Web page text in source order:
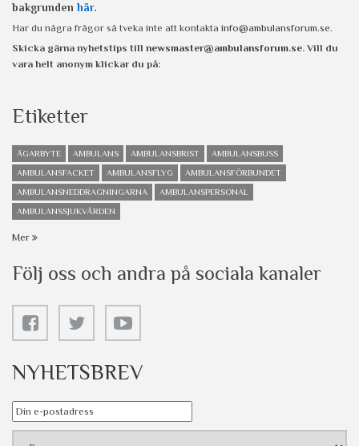
bakgrunden här.
Har du några frågor så tveka inte att kontakta info@ambulansforum.se.
Skicka gärna nyhetstips till newsmaster@ambulansforum.se. Vill du
vara helt anonym klickar du på:
Etiketter
ÄGARBYTE AMBULANS AMBULANSBRIST
AMBULANSBUSS
AMBULANSFACKET
AMBULANSFLYG
AMBULANSFÖRBUNDET
AMBULANSNEDDRAGNINGARNA
AMBULANSPERSONAL
AMBULANSSJUKVÅRDEN
Mer
Följ oss och andra på sociala kanaler
NYHETSBREV